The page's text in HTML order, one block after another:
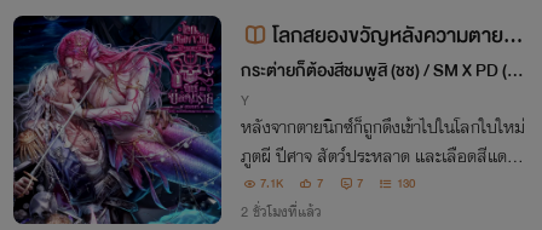
โลกสยองขวัญหลังความตายขอ
งนิกซ์กับบอสตัวร้ายของเขา
กระต่ายก็ต้องสีชมพูสิ (ชช) / SM X PD (ช
ญ)
Y
หลังจากตายนิกซ์ก็ถูกดึงเข้าไปในโลกใบใหม่
ภูตผี ปีศาจ สัตว์ประหลาด และเลือดสีแดงฉ
าน ทุกสิ่งเหล่านี้คือเรื่องสยองขวัญที่คนอื่น
ต้องเจอ แต่เรื่องสยองขวัญของนิกซ์คือบอส
7.1K 7 7 130
2 ชั่วโมงที่แล้ว